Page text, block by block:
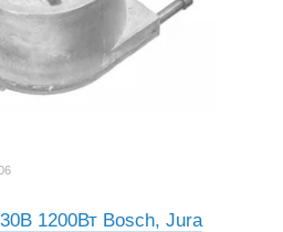
1200Вт Bosch, Jura